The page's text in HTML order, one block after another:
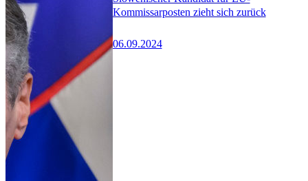
Kommissarposten zieht sich zurück
06.09.2024